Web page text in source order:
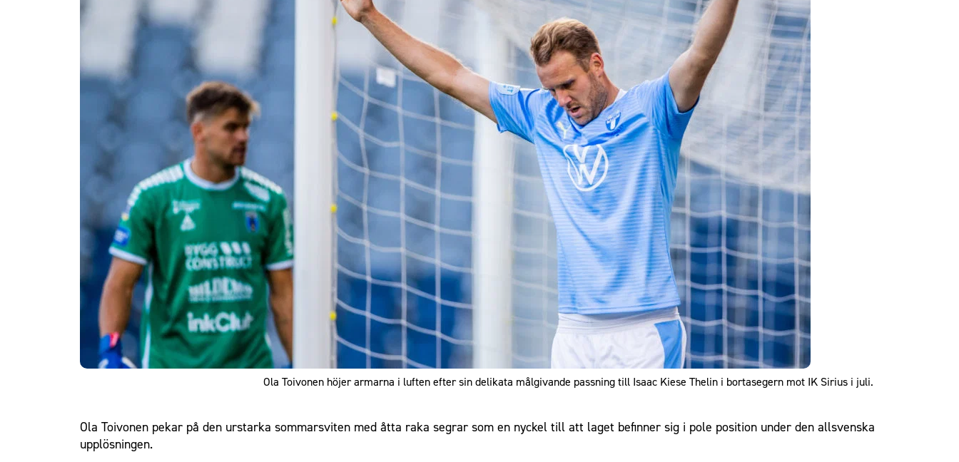
Ola Toivonen höjer armarna i luften efter sin delikata målgivande passning till Isaac Kiese Thelin i bortasegern mot IK Sirius i juli.
Ola Toivonen pekar på den urstarka sommarsviten med åtta raka segrar som en nyckel till att laget befinner sig i pole position under den allsvenska
upplösningen.